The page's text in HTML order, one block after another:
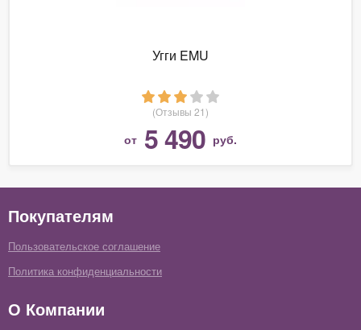
Угги EMU
(Отзывы 21)
от 5 490 руб.
Покупателям
Пользовательское соглашение
Политика конфиденциальности
О Компании